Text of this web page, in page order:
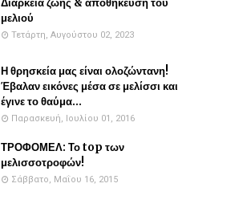
Διάρκεια ζωής & αποθήκευση του
μελιού
Τετάρτη, Αυγούστου 02, 2023
Η θρησκεία μας είναι ολοζώντανη!
Έβαλαν εικόνες μέσα σε μελίσσι και
έγινε το θαύμα...
Παρασκευή, Ιουλίου 01, 2016
ΤΡΟΦΟΜΕΛ: Το top των
μελισσοτροφών!
Σάββατο, Μαΐου 16, 2015